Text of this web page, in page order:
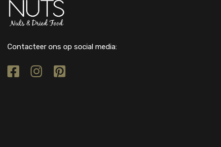
Contacteer ons op social media: